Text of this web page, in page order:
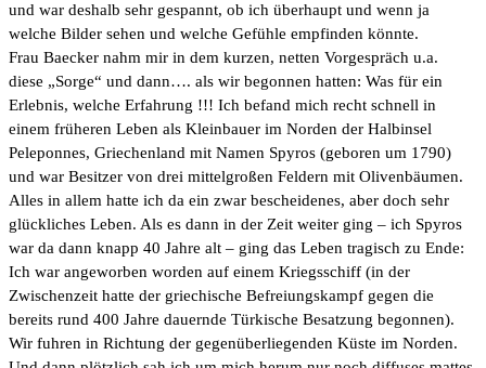
und war deshalb sehr gespannt, ob ich überhaupt und wenn ja
welche Bilder sehen und welche Gefühle empfinden könnte.
Frau Baecker nahm mir in dem kurzen, netten Vorgespräch u.a.
diese „Sorge“ und dann…. als wir begonnen hatten: Was für ein
Erlebnis, welche Erfahrung !!! Ich befand mich recht schnell in
einem früheren Leben als Kleinbauer im Norden der Halbinsel
Peleponnes, Griechenland mit Namen Spyros (geboren um 1790)
und war Besitzer von drei mittelgroßen Feldern mit Olivenbäumen.
Alles in allem hatte ich da ein zwar bescheidenes, aber doch sehr
glückliches Leben. Als es dann in der Zeit weiter ging – ich Spyros
war da dann knapp 40 Jahre alt – ging das Leben tragisch zu Ende:
Ich war angeworben worden auf einem Kriegsschiff (in der
Zwischenzeit hatte der griechische Befreiungskampf gegen die
bereits rund 400 Jahre dauernde Türkische Besatzung begonnen).
Wir fuhren in Richtung der gegenüberliegenden Küste im Norden.